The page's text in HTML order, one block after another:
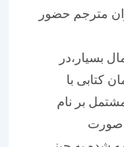
حضور
با
نام